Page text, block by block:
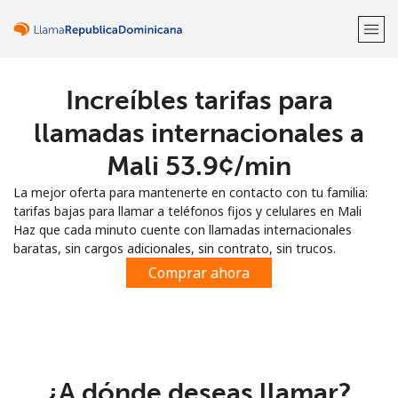
¡Bienvenido!
Regístrate con
Increíbles tarifas para
llamadas internacionales a
Mali ⁦53.9¢⁩/min
La mejor oferta para mantenerte en contacto con tu familia:
tarifas bajas para llamar a teléfonos fijos y celulares en Mali
Haz que cada minuto cuente con llamadas internacionales
baratas, sin cargos adicionales, sin contrato, sin trucos.
Comprar ahora